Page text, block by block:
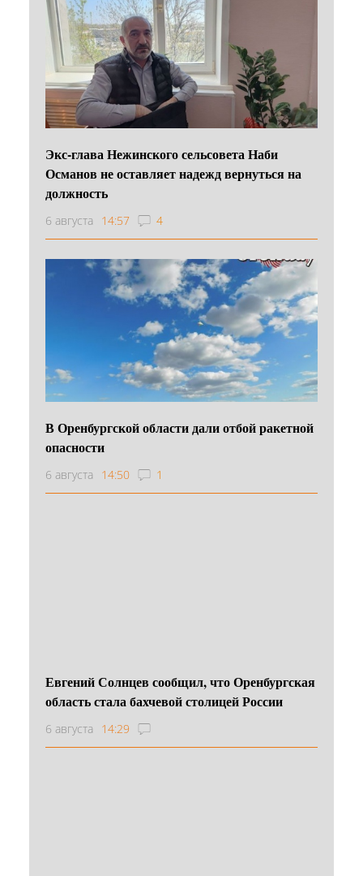
Экс-глава Нежинского сельсовета Наби
Османов не оставляет надежд вернуться на
должность
6 августа 14:57 4
В Оренбургской области дали отбой ракетной
опасности
6 августа 14:50 1
Евгений Солнцев сообщил, что Оренбургская
область стала бахчевой столицей России
6 августа 14:29